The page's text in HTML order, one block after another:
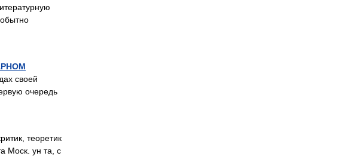
своей
очередь
теоретик
Моск. ун та, с